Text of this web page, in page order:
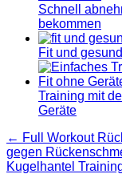
Schnell
bekommen
Fit und
Training mit
Geräte
← Full Workout
gegen
Kugelhantel